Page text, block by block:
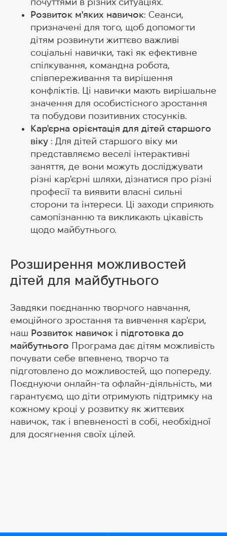
Розвиток м'яких навичок: Сеанси,
призначені для того, щоб допомогти
дітям розвинути життєво важливі
соціальні навички, такі як ефективне
спілкування, командна робота,
співпереживання та вирішення
конфліктів. Ці навички мають вирішальне
значення для особистісного зростання
та побудови позитивних стосунків.
Кар'єрна орієнтація для дітей старшого
віку : Для дітей старшого віку ми
представляємо веселі інтерактивні
заняття, де вони можуть досліджувати
різні кар'єрні шляхи, дізнатися про різні
професії та виявити власні сильні
сторони та інтереси. Ці заходи сприяють
самопізнанню та викликають цікавість
щодо майбутнього.
Розширення можливостей
дітей для майбутнього
Завдяки поєднанню творчого навчання,
емоційного зростання та вивчення кар'єри,
наш Розвиток навичок і підготовка до
майбутнього Програма дає дітям можливість
почувати себе впевнено, творчо та
підготовлено до можливостей, що попереду.
Поєднуючи онлайн-та офлайн-діяльність, ми
гарантуємо, що діти отримують підтримку на
кожному кроці у розвитку як життєвих
навичок, так і впевненості в собі, необхідної
для досягнення своїх цілей.